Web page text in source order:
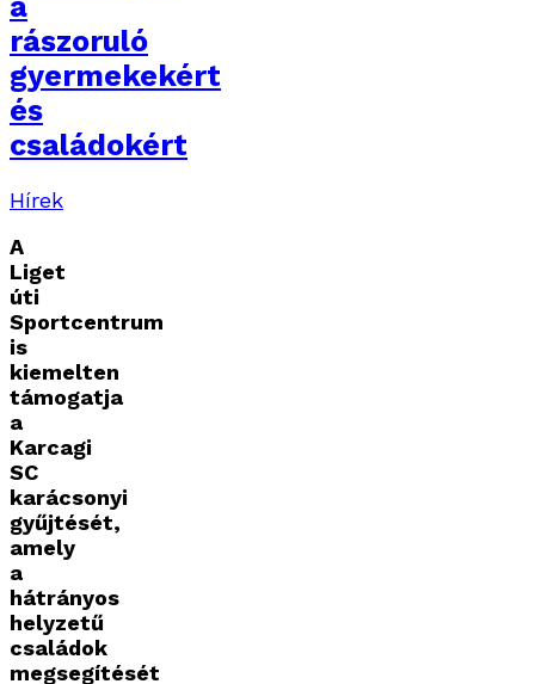
rászoruló
gyermekekért
és
családokért
Hírek
A
Liget
úti
Sportcentrum
is
kiemelten
támogatja
a
Karcagi
SC
karácsonyi
gyűjtését,
amely
a
hátrányos
helyzetű
családok
megsegítését